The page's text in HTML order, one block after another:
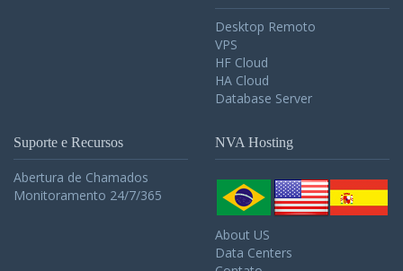
Desktop Remoto
VPS
HF Cloud
HA Cloud
Database Server
Suporte e Recursos
Abertura de Chamados
Monitoramento 24/7/365
NVA Hosting
About US
Data Centers